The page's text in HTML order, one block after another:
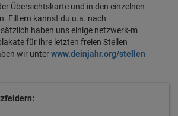
Übersichtskarte und in den einzelnen
Filtern kannst du u.a. nach
haben uns einige netzwerk-m
für ihre letzten freien Stellen
wir unterwww.deinjahr.org/stellen